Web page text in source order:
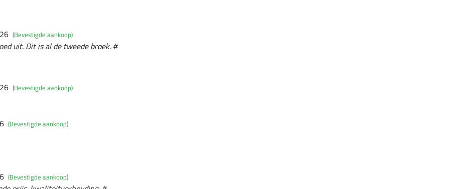
(Bevestigde aankoop)
uit. Dit is al de tweede broek. #
(Bevestigde aankoop)
(Bevestigde aankoop)
(Bevestigde aankoop)